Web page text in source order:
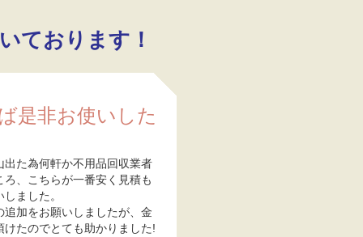
ております！
是非お使いした
た為何軒か不用品回収業者
、こちらが一番安く見積も
ました。
加をお願いしましたが、金
たのでとても助かりました!